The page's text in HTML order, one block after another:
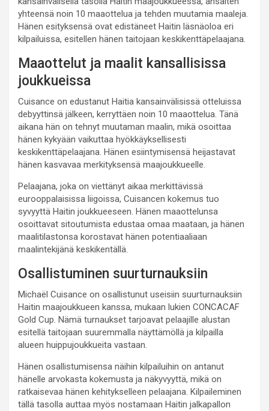
yhteensä noin 10 maaottelua ja tehden muutamia maaleja.
Hänen esityksensä ovat edistäneet Haitin läsnäoloa eri
kilpailuissa, esitellen hänen taitojaan keskikenttäpelaajana.
Maaottelut ja maalit kansallisissa
joukkueissa
Cuisance on edustanut Haitia kansainvälisissä otteluissa
debyyttinsä jälkeen, kerryttäen noin 10 maaottelua. Tänä
aikana hän on tehnyt muutaman maalin, mikä osoittaa
hänen kykyään vaikuttaa hyökkäyksellisesti
keskikenttäpelaajana. Hänen esiintymisensä heijastavat
hänen kasvavaa merkityksensä maajoukkueelle.
Pelaajana, joka on viettänyt aikaa merkittävissä
eurooppalaisissa liigoissa, Cuisancen kokemus tuo
syvyyttä Haitin joukkueeseen. Hänen maaottelunsa
osoittavat sitoutumista edustaa omaa maataan, ja hänen
maalitilastonsa korostavat hänen potentiaaliaan
maalintekijänä keskikentällä.
Osallistuminen suurturnauksiin
Michaël Cuisance on osallistunut useisiin suurturnauksiin
Haitin maajoukkueen kanssa, mukaan lukien CONCACAF
Gold Cup. Nämä turnaukset tarjoavat pelaajille alustan
esitellä taitojaan suuremmalla näyttämöllä ja kilpailla
alueen huippujoukkueita vastaan.
Hänen osallistumisensa näihin kilpailuihin on antanut
hänelle arvokasta kokemusta ja näkyvyyttä, mikä on
ratkaisevaa hänen kehitykselleen pelaajana. Kilpaileminen
tällä tasolla auttaa myös nostamaan Haitin jalkapallon